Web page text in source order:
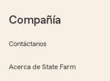
Compañía
Contáctanos
Acerca de State Farm